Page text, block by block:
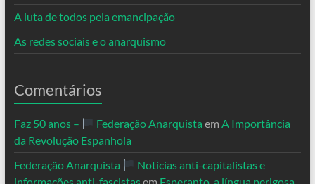
A luta de todos pela emancipação
As redes sociais e o anarquismo
Comentários
Faz 50 anos – Federação Anarquista em A Importância
da Revolução Espanhola
Federação Anarquista
Notícias anti-capitalistas e